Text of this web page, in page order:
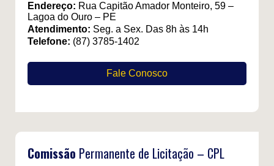
Endereço: Rua Capitão Amador Monteiro, 59 –
Lagoa do Ouro – PE
Atendimento: Seg. a Sex. Das 8h às 14h
Telefone: (87) 3785-1402
Fale Conosco
Comissão Permanente de Licitação – CPL